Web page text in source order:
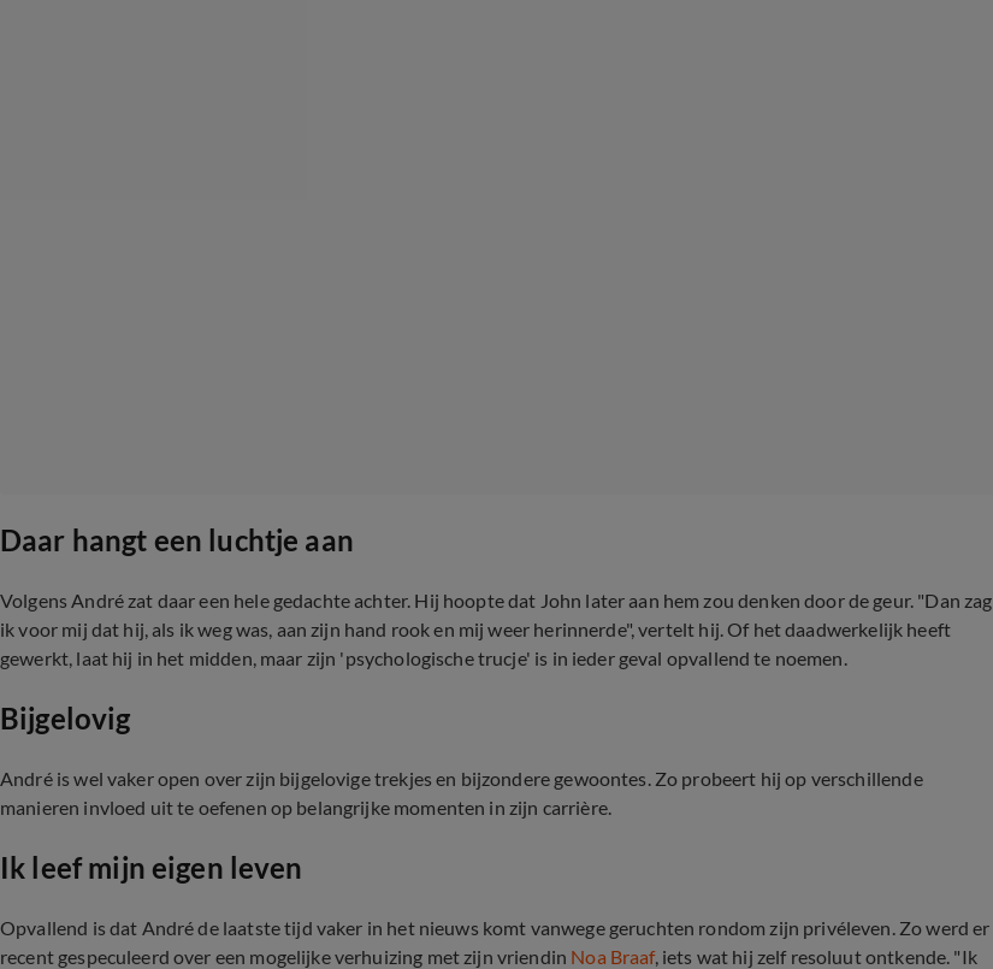
Daar hangt een luchtje aan
Volgens André zat daar een hele gedachte achter. Hij hoopte dat John later aan hem zou denken door de geur. "Dan zag
ik voor mij dat hij, als ik weg was, aan zijn hand rook en mij weer herinnerde", vertelt hij. Of het daadwerkelijk heeft
gewerkt, laat hij in het midden, maar zijn 'psychologische trucje' is in ieder geval opvallend te noemen.
Bijgelovig
André is wel vaker open over zijn bijgelovige trekjes en bijzondere gewoontes. Zo probeert hij op verschillende
manieren invloed uit te oefenen op belangrijke momenten in zijn carrière.
Ik leef mijn eigen leven
Opvallend is dat André de laatste tijd vaker in het nieuws komt vanwege geruchten rondom zijn privéleven. Zo werd er
recent gespeculeerd over een mogelijke verhuizing met zijn vriendin Noa Braaf, iets wat hij zelf resoluut ontkende. "Ik